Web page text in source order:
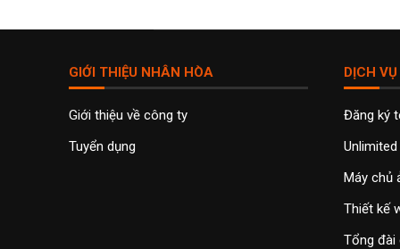
GIỚI THIỆU NHÂN HÒA
Giới thiệu về công ty
Tuyển dụng
DỊCH VỤ
Đăng ký
Máy chủ
Thiết kế
Tổng đài